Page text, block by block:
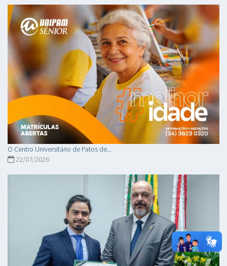
O Centro Universitário de Patos de...
22/07/2026